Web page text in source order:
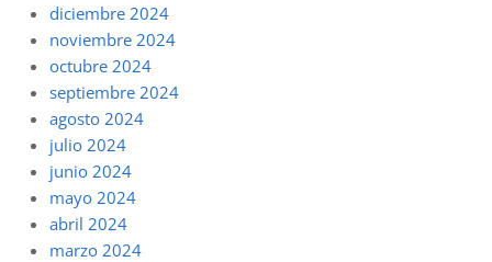
diciembre 2024
noviembre 2024
octubre 2024
septiembre 2024
agosto 2024
julio 2024
junio 2024
mayo 2024
abril 2024
marzo 2024